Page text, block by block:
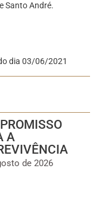
Santo André.
dia 03/06/2021
A
de 2026